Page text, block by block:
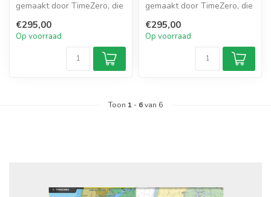
gemaakt door TimeZero, die
Comp...
€295,00
Op voorraad
gemaakt door TimeZero, die
met ...
€295,00
Op voorraad
Toon 1 - 6van 6